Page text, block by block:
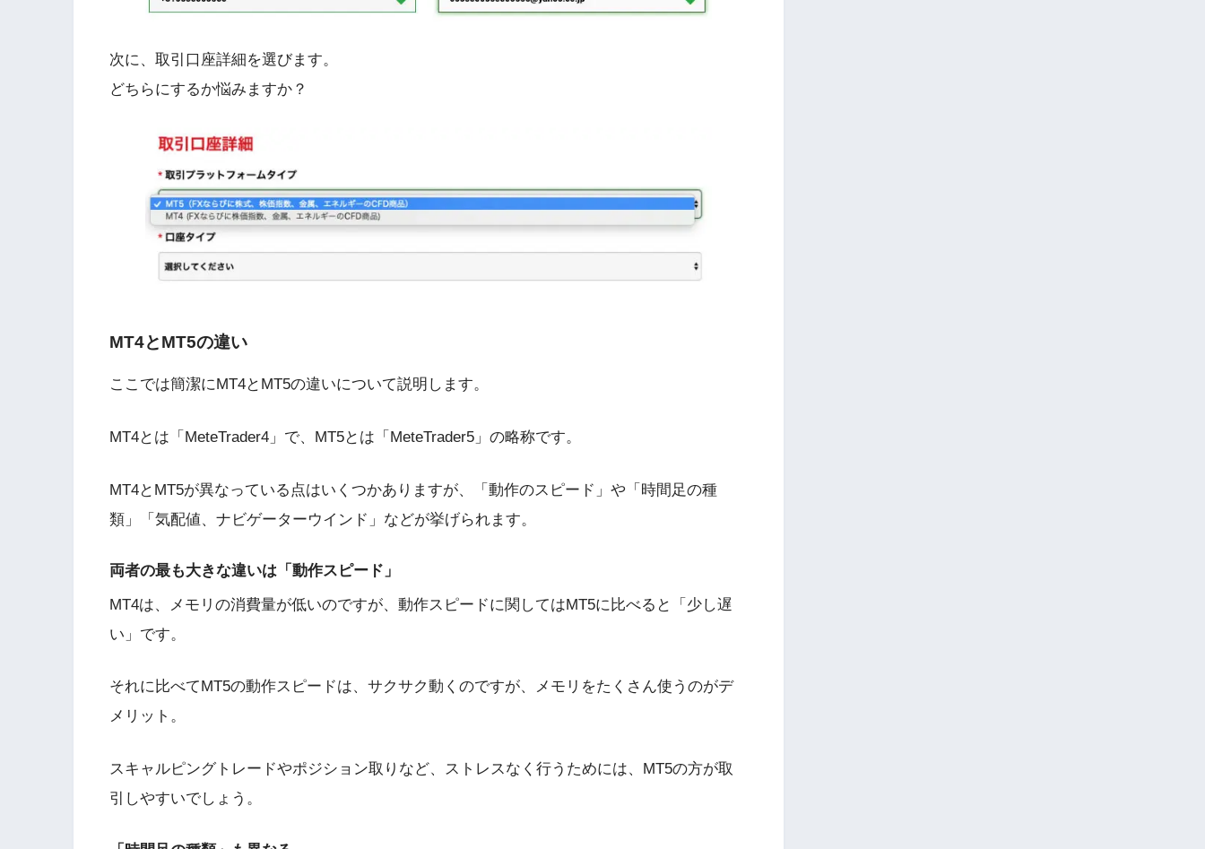
次に、取引口座詳細を選びます。
どちらにするか悩みますか？
MT4とMT5の違い
ここでは簡潔にMT4とMT5の違いについて説明します。
MT4とは「MeteTrader4」で、MT5とは「MeteTrader5」の略称です。
MT4とMT5が異なっている点はいくつかありますが、「動作のスピード」や「時間足の種
類」「気配値、ナビゲーターウインド」などが挙げられます。
両者の最も大きな違いは「動作スピード」
MT4は、メモリの消費量が低いのですが、動作スピードに関してはMT5に比べると「少し遅
い」です。
それに比べてMT5の動作スピードは、サクサク動くのですが、メモリをたくさん使うのがデ
メリット。
スキャルピングトレードやポジション取りなど、ストレスなく行うためには、MT5の方が取
引しやすいでしょう。